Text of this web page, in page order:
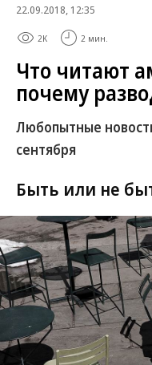
22.09.2018, 12:35
2K 2 мин.
Что читают
почему
Любопытные
сентября
Быть или не